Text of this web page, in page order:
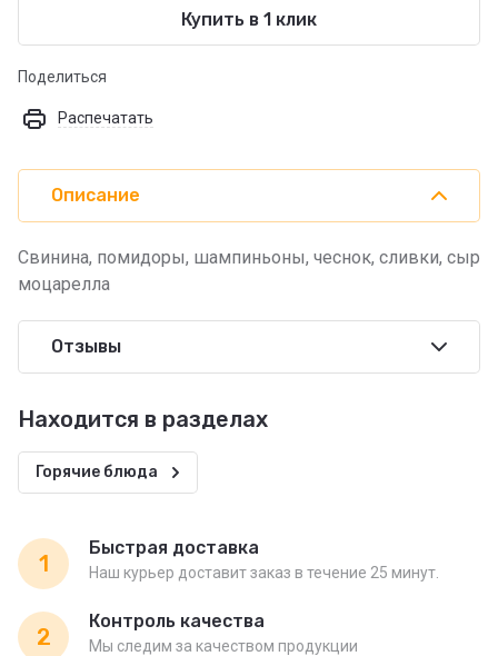
Купить в 1 клик
Поделиться
Распечатать
Описание
Свинина, помидоры, шампиньоны, чеснок, сливки, сыр
моцарелла
Отзывы
Находится в разделах
Горячие блюда
1
Быстрая доставка
Наш курьер доставит заказ в течение 25 минут.
2
Контроль качества
Мы следим за качеством продукции